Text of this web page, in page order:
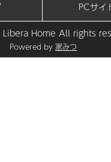
PCサイ
Home All rights
Powered by 家みつ